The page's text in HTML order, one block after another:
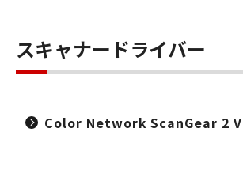
スキャナードライバー
Color Network ScanGear 2